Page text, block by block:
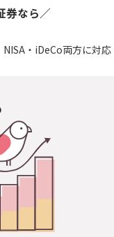
券なら／
・iDeCo両方に対応